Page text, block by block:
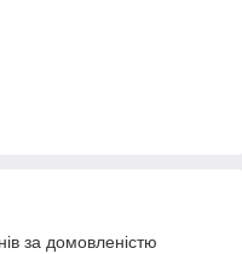
за домовленістю